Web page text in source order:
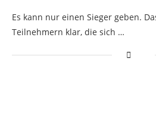
Es kann nur einen Sieger geben.
Teilnehmern klar, die sich …